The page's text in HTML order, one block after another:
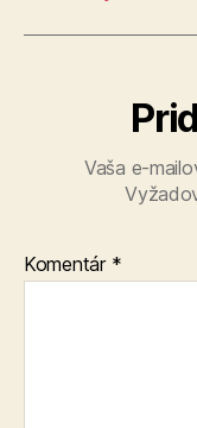
Vaša e-
Komentár *